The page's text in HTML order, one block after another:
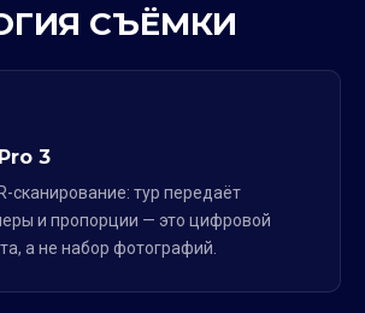
СЪЁМКИ
3
сканирование: тур передаёт
и пропорции — это цифровой
а не набор фотографий.